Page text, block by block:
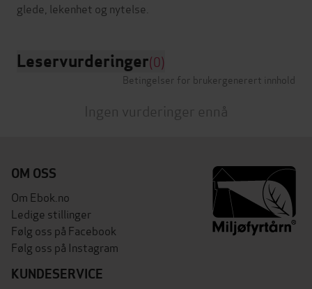
Leservurderinger(0)
Betingelser for brukergenerert innhold
Ingen vurderinger ennå
OM OSS
Om Ebok.no
Ledige stillinger
Følg oss på Facebook
Følg oss på Instagram
KUNDESERVICE